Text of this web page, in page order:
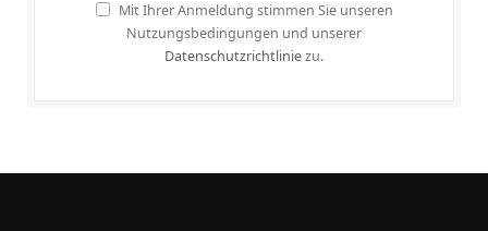
Mit Ihrer Anmeldung stimmen Sie unseren
Nutzungsbedingungen und unserer
Datenschutzrichtliniezu.